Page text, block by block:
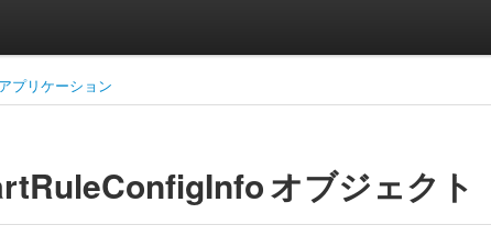
プリケーション
オブジェクト